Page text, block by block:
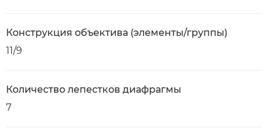
Конструкция объектива (элементы/группы)
11/9
Количество лепестков диафрагмы
7